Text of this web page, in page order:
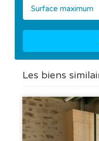
Surface maximum
Les biens